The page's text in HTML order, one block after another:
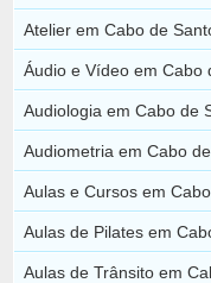
Atelier em Cabo de
Áudio e Vídeo em Cabo
Audiologia em Cabo de
Audiometria em Cabo
Aulas e Cursos em
Aulas de Pilates em
Aulas de Trânsito em